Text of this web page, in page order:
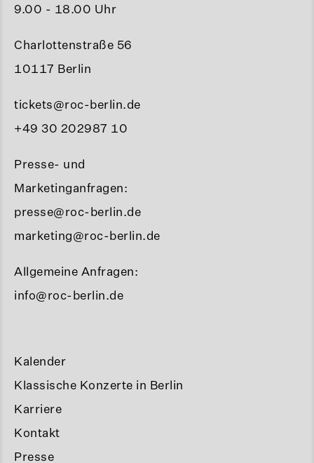
9.00 - 18.00 Uhr
Charlottenstraße 56
10117 Berlin
tickets@roc-berlin.de
+49 30 202987 10
Presse- und
Marketinganfragen:
presse@roc-berlin.de
marketing@roc-berlin.de
Allgemeine Anfragen:
info@roc-berlin.de
Kalender
Klassische Konzerte in Berlin
Karriere
Kontakt
Presse